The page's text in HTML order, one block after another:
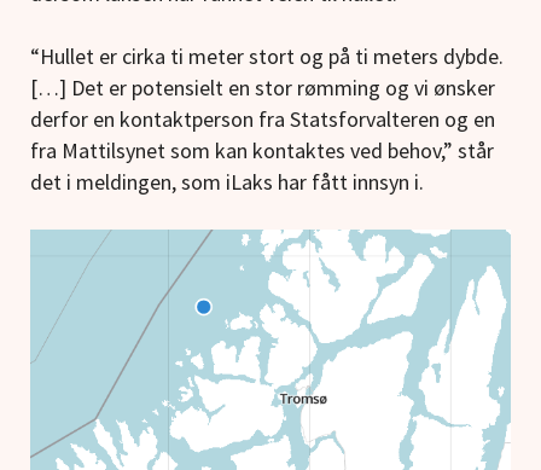
“Hullet er cirka ti meter stort og på ti meters dybde.
[…] Det er potensielt en stor rømming og vi ønsker
derfor en kontaktperson fra Statsforvalteren og en
fra Mattilsynet som kan kontaktes ved behov,” står
det i meldingen, som iLaks har fått innsyn i.